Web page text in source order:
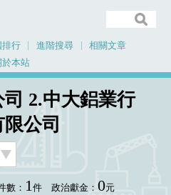
排行 進階搜尋
相關文章
於本站
2.中大鋁業行
公司
數： 1件 政治獻金： 0元